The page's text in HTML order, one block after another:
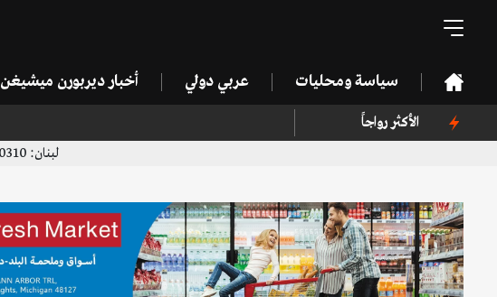
سياسة ومحليات عربي دولي أخبار ديربورن ميشيغن
الأكثر رواجاً
لبنان: 96171010310+ ديربورن: 13137751171+ | 13136996923+